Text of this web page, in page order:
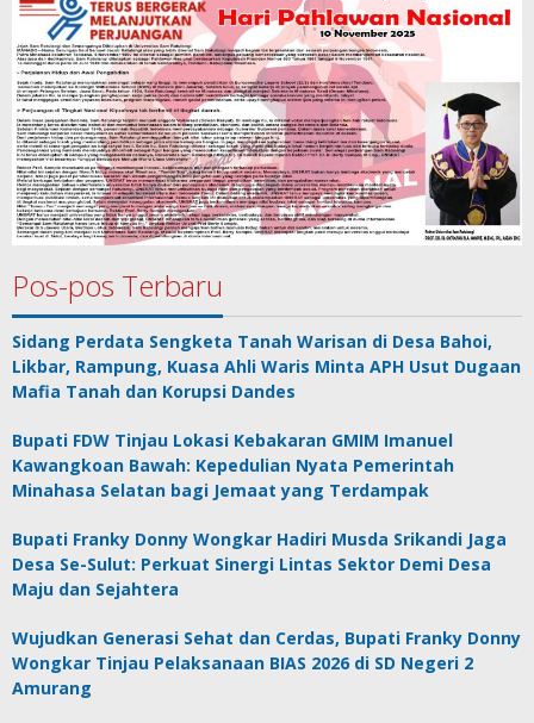
Pos-pos Terbaru
Sidang Perdata Sengketa Tanah Warisan di Desa Bahoi,
Likbar, Rampung, Kuasa Ahli Waris Minta APH Usut Dugaan
Mafia Tanah dan Korupsi Dandes
Bupati FDW Tinjau Lokasi Kebakaran GMIM Imanuel
Kawangkoan Bawah: Kepedulian Nyata Pemerintah
Minahasa Selatan bagi Jemaat yang Terdampak
Bupati Franky Donny Wongkar Hadiri Musda Srikandi Jaga
Desa Se-Sulut: Perkuat Sinergi Lintas Sektor Demi Desa
Maju dan Sejahtera
Wujudkan Generasi Sehat dan Cerdas, Bupati Franky Donny
Wongkar Tinjau Pelaksanaan BIAS 2026 di SD Negeri 2
Amurang